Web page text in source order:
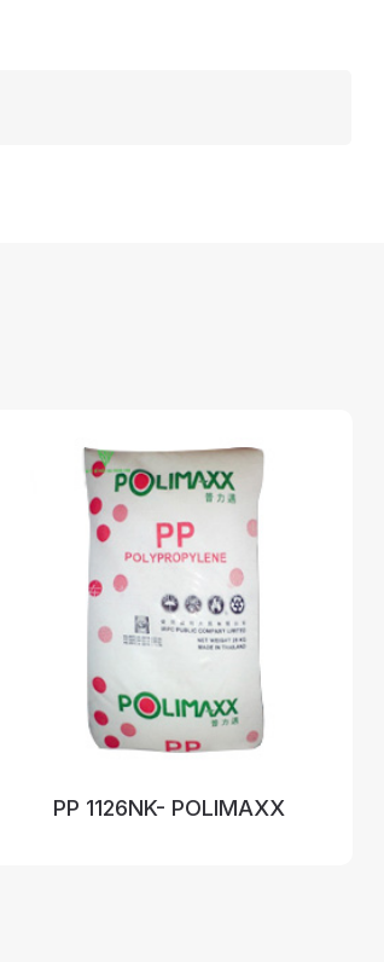
PP 1126NK- POLIMAXX